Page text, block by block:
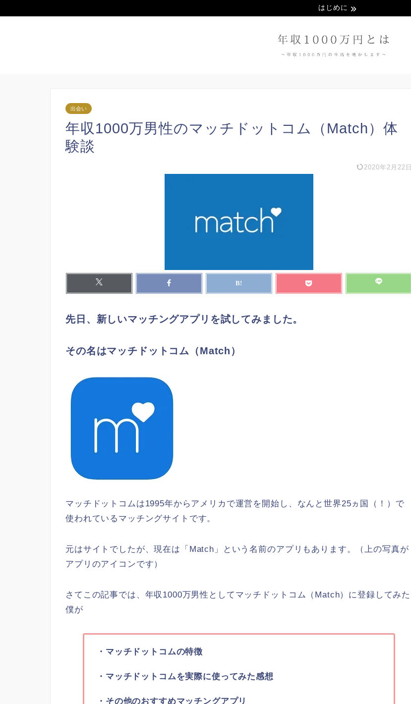
はじめに
出会い
年収1000万男性のマッチドットコム（Match）体
験談
2020年2月22日
先日、新しいマッチングアプリを試してみました。
その名はマッチドットコム（Match）
マッチドットコムは1995年からアメリカで運営を開始し、なんと世界25ヵ国（！）で
使われているマッチングサイトです。
元はサイトでしたが、現在は「Match」という名前のアプリもあります。（上の写真が
アプリのアイコンです）
さてこの記事では、年収1000万男性としてマッチドットコム（Match）に登録してみた
僕が
・マッチドットコムの特徴
・マッチドットコムを実際に使ってみた感想
・その他のおすすめマッチングアプリ